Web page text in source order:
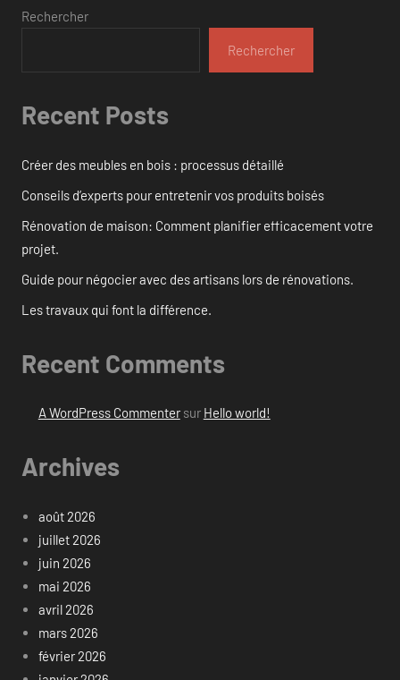
Rechercher
Rechercher
Recent Posts
Créer des meubles en bois : processus détaillé
Conseils d’experts pour entretenir vos produits boisés
Rénovation de maison: Comment planifier efficacement votre
projet.
Guide pour négocier avec des artisans lors de rénovations.
Les travaux qui font la différence.
Recent Comments
A WordPress Commentersur Hello world!
Archives
août 2026
juillet 2026
juin 2026
mai 2026
avril 2026
mars 2026
février 2026